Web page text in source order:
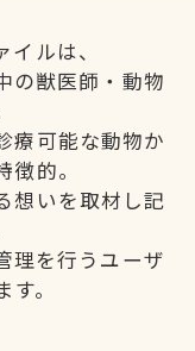
ルは、
の獣医師・動物
療可能な動物か
的。
想いを取材し記
理を行うユーザ
。